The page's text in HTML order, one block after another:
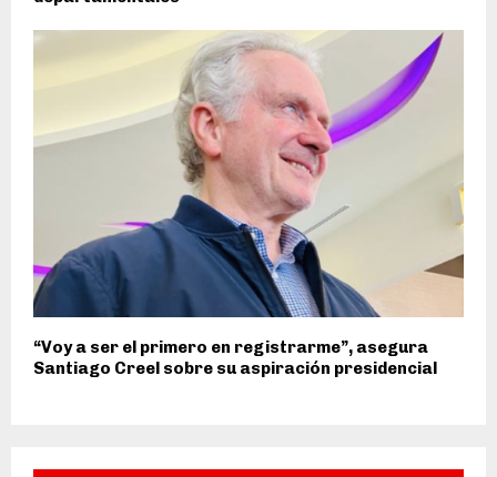
“Voy a ser el primero en registrarme”, asegura
Santiago Creel sobre su aspiración presidencial